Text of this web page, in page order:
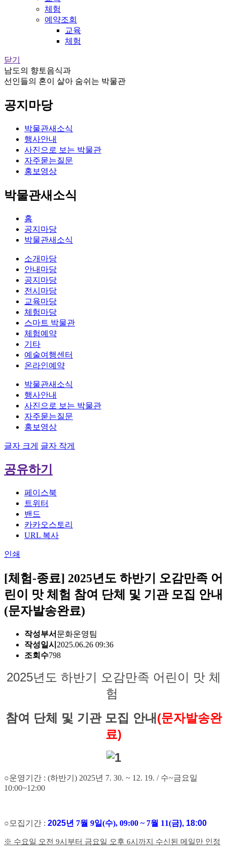
체험
예약조회
교육
체험
닫기
남도의 향토음식과
선인들의 혼이 살아 숨쉬는 박물관
공지마당
박물관새소식
행사안내
사진으로 보는 박물관
자주묻는질문
홍보영상
박물관새소식
홈
공지마당
박물관새소식
소개마당
안내마당
공지마당
전시마당
교육마당
체험마당
스마트 박물관
체험예약
기타
예술여행센터
온라인예약
박물관새소식
행사안내
사진으로 보는 박물관
자주묻는질문
홍보영상
글자 크게 글자 작게
공유하기
페이스북
트위터
밴드
카카오스토리
URL 복사
인쇄
[체험-종료] 2025년도 하반기 오감만족 어
린이 맛 체험 참여 단체 및 기관 모집 안내
(문자발송완료)
작성부서 문화운영팀
작성일시 2025.06.26 09:36
조회수798
2025년도 하반기 오감만족 어린이 맛 체
험
참여 단체 및 기관 모집 안내 (문자발송완
료)
○운영기간 : (하반기) 2025년 7. 30. ~ 12. 19. / 수~금요일
10:00~12:00
○모집기간 : 2025년 7월 9일(수), 09:00 ~ 7월 11(금), 18:00
※ 수요일 오전 9시부터 금요일 오후 6시까지 수신된 메일만 인정